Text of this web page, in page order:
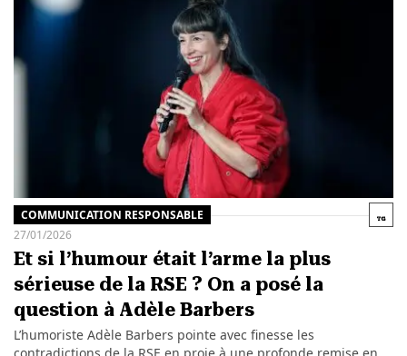
COMMUNICATION RESPONSABLE
27/01/2026
Et si l’humour était l’arme la plus
sérieuse de la RSE ? On a posé la
question à Adèle Barbers
L’humoriste Adèle Barbers pointe avec finesse les